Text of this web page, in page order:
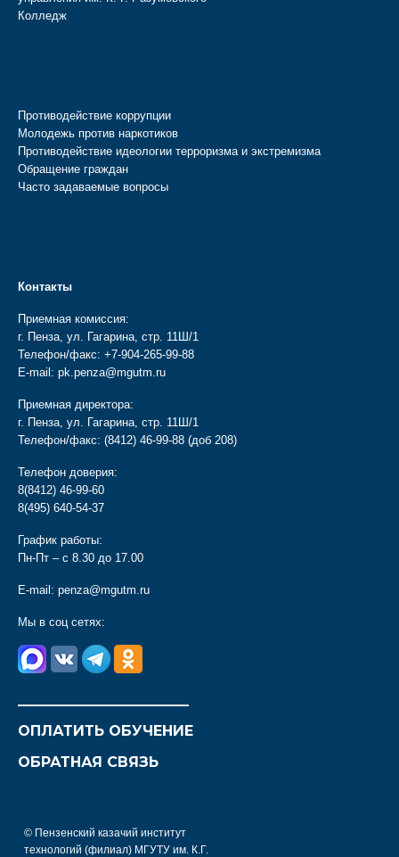
Колледж
Противодействие коррупции
Молодежь против наркотиков
Противодействие идеологии терроризма и экстремизма
Обращение граждан
Часто задаваемые вопросы
Контакты
Приемная комиссия:
г. Пенза, ул. Гагарина, стр. 11Ш/1
Телефон/факс: +7-904-265-99-88
E-mail: pk.penza@mgutm.ru
Приемная директора:
г. Пенза, ул. Гагарина, стр. 11Ш/1
Телефон/факс: (8412) 46-99-88 (доб 208)
Телефон доверия:
8(8412) 46-99-60
8(495) 640-54-37
График работы:
Пн-Пт – с 8.30 до 17.00
E-mail: penza@mgutm.ru
Мы в соц сетях:
ОПЛАТИТЬ ОБУЧЕНИЕ
ОБРАТНАЯ СВЯЗЬ
© Пензенский казачий институт
технологий (филиал) МГУТУ им. К.Г.